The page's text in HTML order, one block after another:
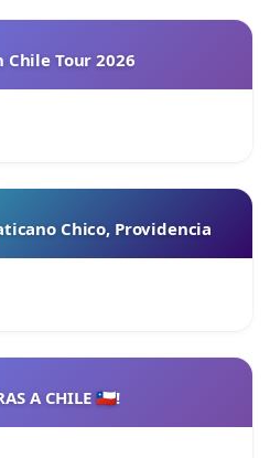
Chile Tour 2026
Chico, Providencia
A CHILE 🇨🇱!